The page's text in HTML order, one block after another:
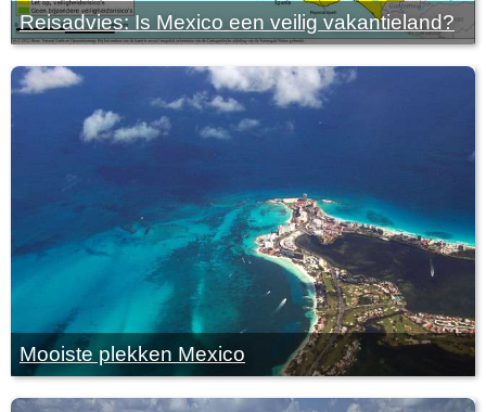
Reisadvies: Is Mexico een veilig vakantieland?
Mooiste plekken Mexico